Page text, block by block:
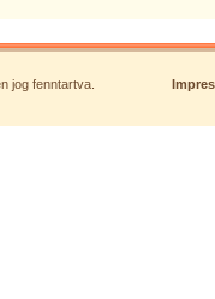
jog fenntartva.